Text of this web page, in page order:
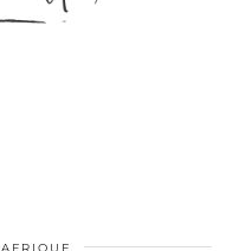
AFRIQUE